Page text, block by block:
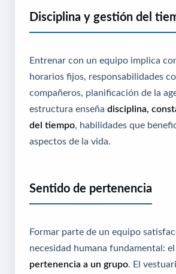
Disciplina y gestión del
Entrenar con un equipo implica
horarios fijos, responsabilidades
compañeros, planificación de la
estructura enseña disciplina,
del tiempo , habilidades que
aspectos de la vida.
Sentido de pertenencia
Formar parte de un equipo
necesidad humana fundamental:
pertenencia a un grupo . El